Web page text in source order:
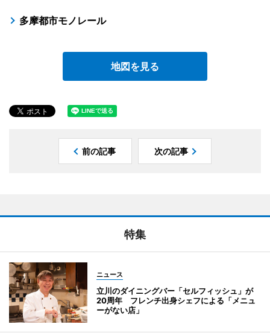
多摩都市モノレール
地図を見る
前の記事 次の記事
特集
ニュース
立川のダイニングバー「セルフィッシュ」が
20周年 フレンチ出身シェフによる「メニュ
ーがない店」